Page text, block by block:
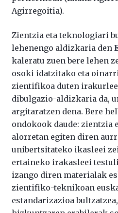
Agirregoitia).
Zientzia eta teknologiari
lehenengo aldizkaria den
kaleratu zuen bere lehen
osoki idatzitako eta
zientifikoa duten
dibulgazio-aldizkaria da,
argitaratzen dena. Bere
ondokook daude: zientzia
alorretan egiten diren
unibertsitateko ikasleei
ertaineko irakasleei
izango diren materialak
zientifiko-teknikoan
estandarizazioa